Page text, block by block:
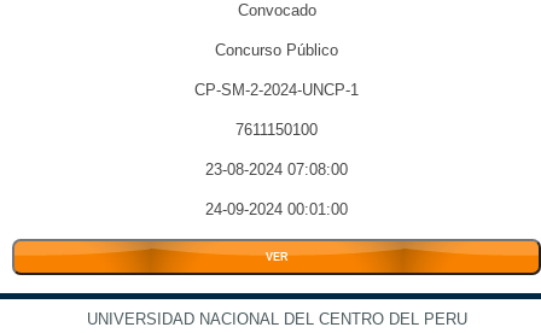
Convocado
Concurso Público
CP-SM-2-2024-UNCP-1
7611150100
23-08-2024 07:08:00
24-09-2024 00:01:00
VER
UNIVERSIDAD NACIONAL DEL CENTRO DEL PERU